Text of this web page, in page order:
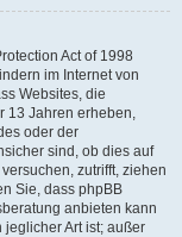
Act of 1998
im Internet von
Websites, die
13 Jahren erheben,
oder der
sind, ob dies auf
zutrifft, ziehen
Sie, dass phpBB
anbieten kann
Art ist; außer